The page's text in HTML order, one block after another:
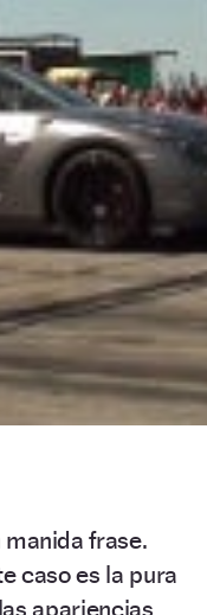
manida frase.
caso es la pura
apariencias